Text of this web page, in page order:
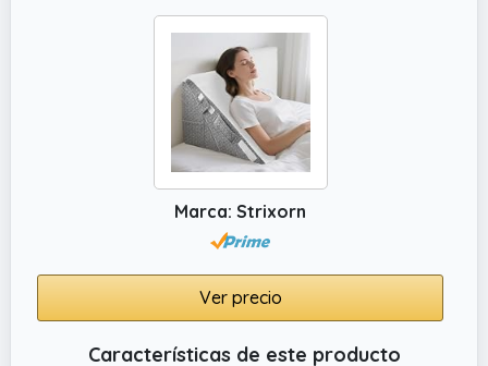
Marca: Strixorn
Ver precio
Características de este producto